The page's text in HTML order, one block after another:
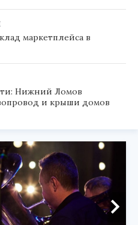
маркетплейса в
Нижний Ломов
и крыши домов